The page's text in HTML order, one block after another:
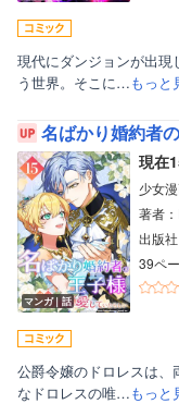
現代にダンジョンが出
う世界。そこに…もっと
名ばかり婚約者の
マンガ｜話
現在
少女
著者
出版
39ペ
公爵令嬢のドロレスは
なドロレスの唯…もっと